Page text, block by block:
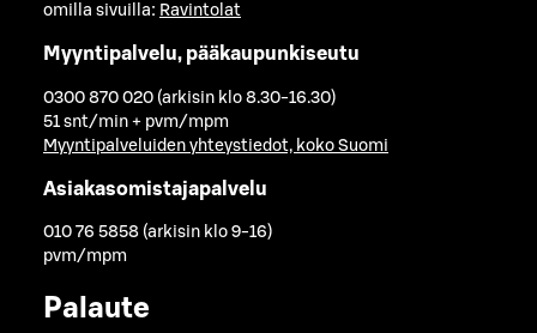
omilla sivuilla: Ravintolat
Myyntipalvelu, pääkaupunkiseutu
0300 870 020 (arkisin klo 8.30-16.30)
51 snt/min + pvm/mpm
Myyntipalveluiden yhteystiedot, koko Suomi
Asiakasomistajapalvelu
010 76 5858 (arkisin klo 9-16)
pvm/mpm
Palaute